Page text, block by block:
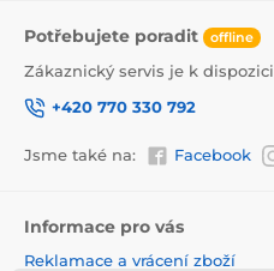
Potřebujete poradit offline
Zákaznický servis je k dispozici
+420 770 330 792
Jsme také na: Facebook
Informace pro vás
Reklamace a vrácení zboží